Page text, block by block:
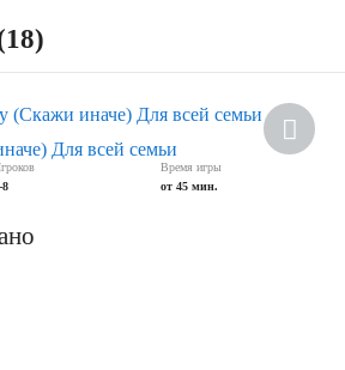
Для всей семьи
8
Время игры
от 45 мин.